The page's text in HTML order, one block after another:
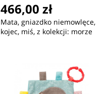
466,00 zł
Mata, gniazdko niemowlęce,
kojec, miś, z kolekcji: morze